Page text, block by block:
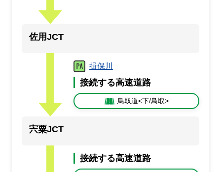
佐用JCT
揖保川
接続する高速道路
鳥取道<下/鳥取>
宍粟JCT
接続する高速道路